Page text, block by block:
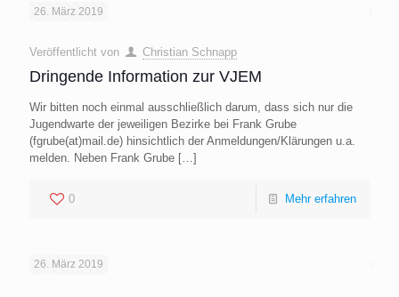
26. März 2019
Veröffentlicht von Christian Schnapp
Dringende Information zur VJEM
Wir bitten noch einmal ausschließlich darum, dass sich nur die
Jugendwarte der jeweiligen Bezirke bei Frank Grube
(fgrube(at)mail.de) hinsichtlich der Anmeldungen/Klärungen u.a.
melden. Neben Frank Grube […]
0 Mehr erfahren
26. März 2019